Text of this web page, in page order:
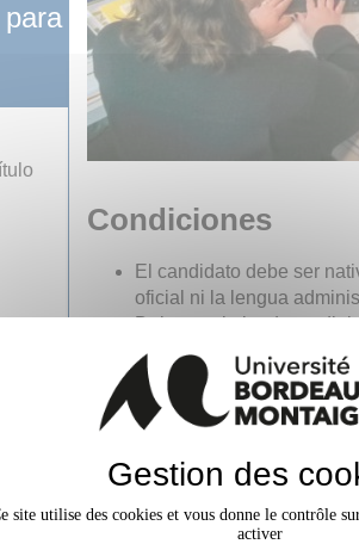
Condiciones
El candidato debe ser
oficial ni la lengua
Debe ser titular de un
título o certificación de
Debe tener los 18 años
Deberá proporcionar la
fin de estudios
Tarifas
Gestion des
site utilise des cookies et vous donne le contrôle
activer